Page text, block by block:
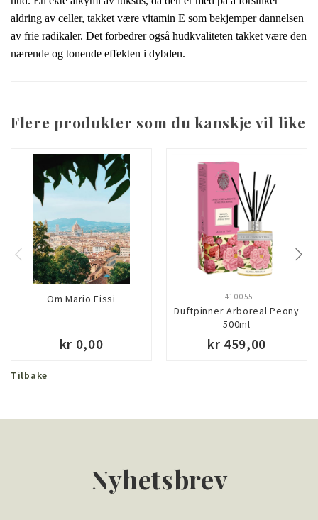
aldring av celler, takket være vitamin E som bekjemper dannelsen
av frie radikaler. Det forbedrer også hudkvaliteten takket være den
nærende og tonende effekten i dybden.
Flere produkter som du kanskje vil like
Om Mario Fissi
kr 0,00
Duftpinner Arboreal Peony
500ml
F410055
kr 459,00
Tilbake
Nyhetsbrev